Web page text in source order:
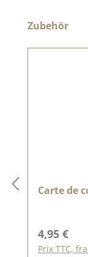
Ignorer la
Zubehör
Carte de
Prix
4,95 €
Prix TTC,